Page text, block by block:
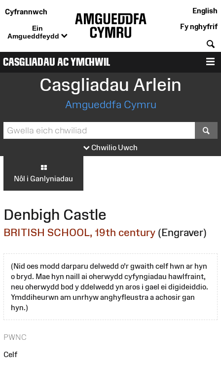
Cyfrannwch
Ein
Amgueddfeydd
English
Fy nghyfrif
CASGLIADAU AC YMCHWIL
Casgliadau Arlein
Amgueddfa Cymru
Chwilio Uwch
Nôl i Ganlyniadau
Denbigh Castle
BRITISH SCHOOL, 19th century (Engraver)
(Nid oes modd darparu delwedd o'r gwaith celf hwn ar hyn
o bryd. Mae hyn naill ai oherwydd cyfyngiadau hawlfraint,
neu oherwydd bod y ddelwedd yn aros i gael ei digideiddio.
Ymddiheurwn am unrhyw anghyfleustra a achosir gan
hyn.)
PWNC
Celf